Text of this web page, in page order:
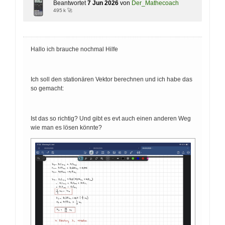
Beantwortet 7 Jun 2026 von Der_Mathecoach
495 k 🚀
Hallo ich brauche nochmal Hilfe
Ich soll den stationären Vektor berechnen und ich habe das
so gemacht:
Ist das so richtig? Und gibt es evt auch einen anderen Weg
wie man es lösen könnte?